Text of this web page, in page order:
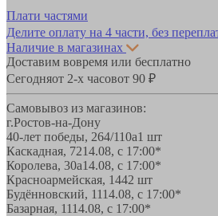
Плати частями
Делите оплату на 4 части, без
Наличие в магазинах
Доставим вовремя или бесплатно
Сегодняот 2-х часовот 90 ₽
Самовывоз из магазинов:
г.Ростов-на-Дону
40-лет победы, 264/110а1 шт
Каскадная, 7214.08, с 17:00*
Королева, 30а14.08, с 17:00*
Красноармейская, 1442 шт
Будённовский, 1114.08, с 17:00*
Базарная, 1114.08, с 17:00*